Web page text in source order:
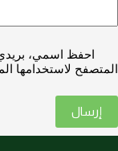
احفظ اسمي، بريدي
المتصفح لاستخدامها
إرسال